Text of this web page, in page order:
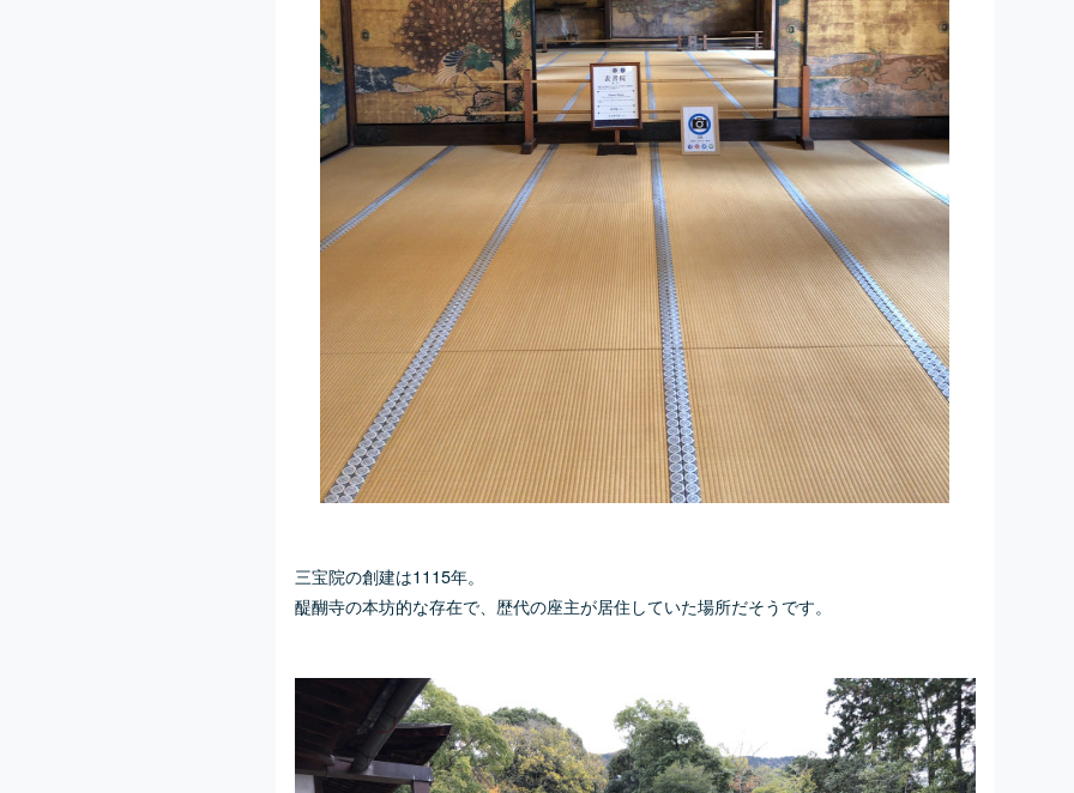
三宝院の創建は1115年。
醍醐寺の本坊的な存在で、歴代の座主が居住していた場所だそうです。